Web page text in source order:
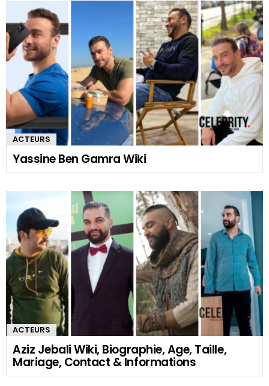
ACTEURS
Yassine Ben Gamra Wiki
ACTEURS
Aziz Jebali Wiki, Biographie, Age, Taille,
Mariage, Contact & Informations